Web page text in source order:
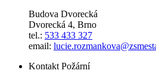
Budova Dvorecká
Dvorecká 4, Brno
tel.: 533 433 327
email:
Kontakt Požární